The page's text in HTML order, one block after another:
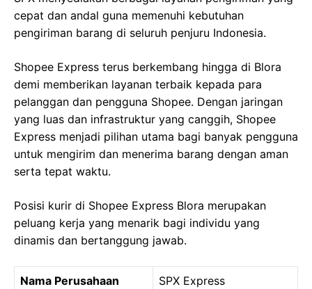
cepat dan andal guna memenuhi kebutuhan
pengiriman barang di seluruh penjuru Indonesia.
Shopee Express terus berkembang hingga di Blora
demi memberikan layanan terbaik kepada para
pelanggan dan pengguna Shopee. Dengan jaringan
yang luas dan infrastruktur yang canggih, Shopee
Express menjadi pilihan utama bagi banyak pengguna
untuk mengirim dan menerima barang dengan aman
serta tepat waktu.
Posisi kurir di Shopee Express Blora merupakan
peluang kerja yang menarik bagi individu yang
dinamis dan bertanggung jawab.
Nama Perusahaan SPX Express